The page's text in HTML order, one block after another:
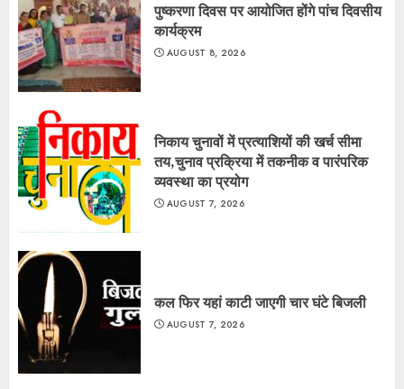
पुष्करणा दिवस पर आयोजित होंगे पांच दिवसीय
कार्यक्रम
AUGUST 8, 2026
निकाय चुनावों में प्रत्याशियों की खर्च सीमा
तय,चुनाव प्रक्रिया में तकनीक व पारंपरिक
व्यवस्था का प्रयोग
AUGUST 7, 2026
कल फिर यहां काटी जाएगी चार घंटे बिजली
AUGUST 7, 2026